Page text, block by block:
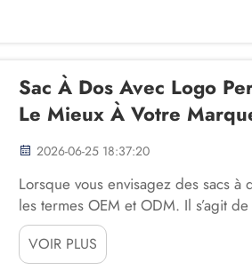
Sac À Dos Avec Logo
Le Mieux À Votre
2026-06-25 18:37:20
Lorsque vous envisagez des sacs
les termes OEM et ODM. Il s’agit
portant votre logo. OEM signifie «
fournissez un modèle à une
VOIR PLUS